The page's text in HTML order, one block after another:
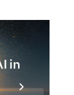
in